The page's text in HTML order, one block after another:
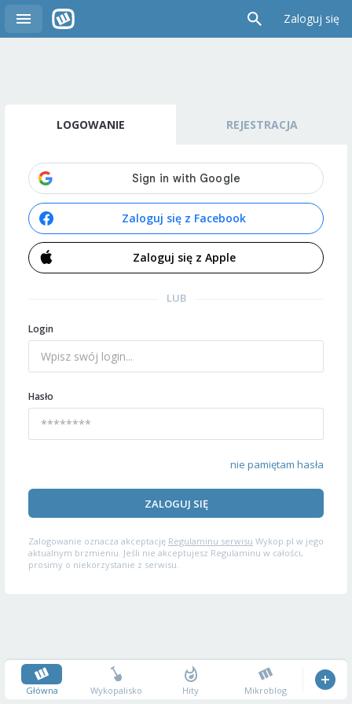
Zaloguj się
LOGOWANIE REJESTRACJA
Zaloguj się z Facebook
Zaloguj się z Apple
LUB
Login
Hasło
nie pamiętam hasła
ZALOGUJ SIĘ
Zalogowanie oznacza akceptację Regulaminu serwisu Wykop.pl w jego
aktualnym brzmieniu. Jeśli nie akceptujesz Regulaminu w całości,
prosimy o niekorzystanie z serwisu.
Główna Wykopalisko Hity Mikroblog